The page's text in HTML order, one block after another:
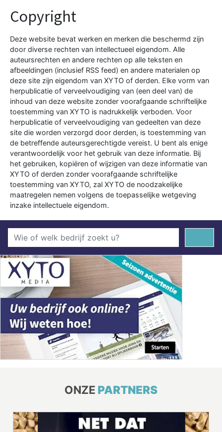
Copyright
Deze website bevat werken en merken die beschermd zijn
door diverse rechten van intellectueel eigendom. Alle
auteursrechten en andere rechten op alle teksten en
afbeeldingen (inclusief RSS feed) en andere materialen op
deze site zijn eigendom van XYTO of derden. Elke vorm van
herpublicatie of verveelvoudiging van (een deel van) de
inhoud van deze website zonder voorafgaande schriftelijke
toestemming van XYTO is nadrukkelijk verboden. Voor
herpublicatie of verveelvoudiging van gedeelten van deze
site die worden verzorgd door derden, is toestemming van
de betreffende auteursgerechtigde vereist. U bent als enige
verantwoordelijk voor het gebruik van deze informatie. Bij
het gebruiken, kopiëren of wijzigen van deze informatie van
XYTO of derden zonder voorafgaande schriftelijke
toestemming van XYTO, zal XYTO de noodzakelijke
maatregelen nemen volgens de toepasselijke wetgeving
inzake intellectuele eigendom.
ONZE PARTNERS